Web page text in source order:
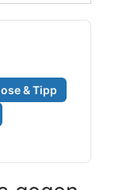
& Tipp